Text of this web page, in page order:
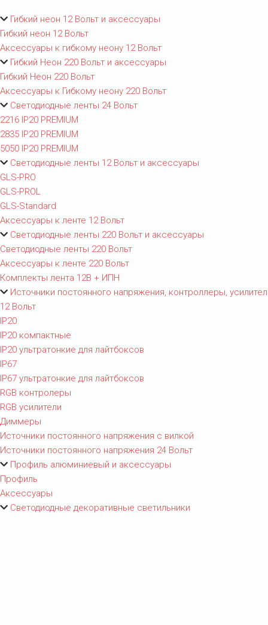
Гибкий неон 12 Вольт и аксессуары
Гибкий неон 12 Вольт
Аксессуары к гибкому неону 12 Вольт
Гибкий Неон 220 Вольт и аксессуары
Гибкий Неон 220 Вольт
Аксессуары к Гибкому неону 220 Вольт
Светодиодные ленты 24 Вольт
2216 IP20 PREMIUM
2835 IP20 PREMIUM
5050 IP20 PREMIUM
Светодиодные ленты 12 Вольт и аксессуары
GLS-PRO
GLS-PROL
GLS-Standard
Аксессуары к ленте 12 Вольт
Светодиодные ленты 220 Вольт и аксессуары
Светодиодные ленты 220 Вольт
Аксессуары к ленте 220 Вольт
Комплекты лента 12В + ИПН
Источники постоянного напряжения, контроллеры,
12 Вольт
IP20
IP20 компактные
IP20 ультратонкие для лайтбоксов
IP67
IP67 ультратонкие для лайтбоксов
RGB контролеры
RGB усилители
Диммеры
Источники постоянного напряжения с вилкой
Источники постоянного напряжения 24 Вольт
Профиль алюминиевый и аксессуары
Профиль
Аксессуары
Светодиодные декоративные светильники